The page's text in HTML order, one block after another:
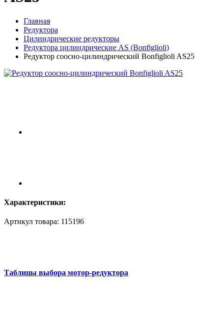
Главная
Редуктора
Цилиндрические редукторы
Редуктора цилиндрические AS (Bonfiglioli)
Редуктор соосно-цилиндрический Bonfiglioli AS25
Характеристики:
Артикул товара: 115196
Таблицы выбора мотор-редуктора